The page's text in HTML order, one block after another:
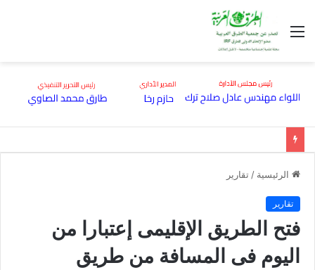
القائمة
الرئيسية / تقارير
تقارير
فتح الطريق الإقليمى إعتبارا من
اليوم فى المسافة من طريق